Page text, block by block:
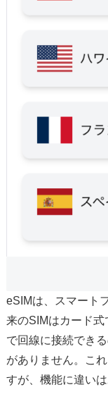
eSIMは、スマート
来のSIMはカード
で回線に接続でき
がありません。こ
すが、機能に違いは